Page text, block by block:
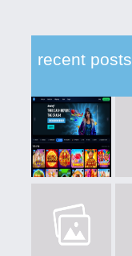
recent posts